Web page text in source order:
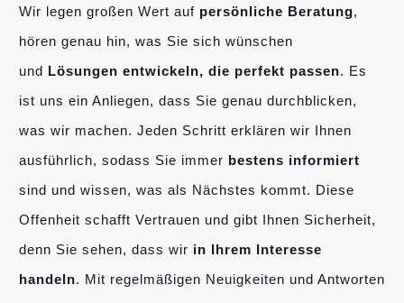
Wir legen großen Wert auf persönliche Beratung,
hören genau hin, was Sie sich wünschen
und Lösungen entwickeln, die perfekt passen. Es
ist uns ein Anliegen, dass Sie genau durchblicken,
was wir machen. Jeden Schritt erklären wir Ihnen
ausführlich, sodass Sie immer bestens informiert
sind und wissen, was als Nächstes kommt. Diese
Offenheit schafft Vertrauen und gibt Ihnen Sicherheit,
denn Sie sehen, dass wir in Ihrem Interesse
handeln. Mit regelmäßigen Neuigkeiten und Antworten